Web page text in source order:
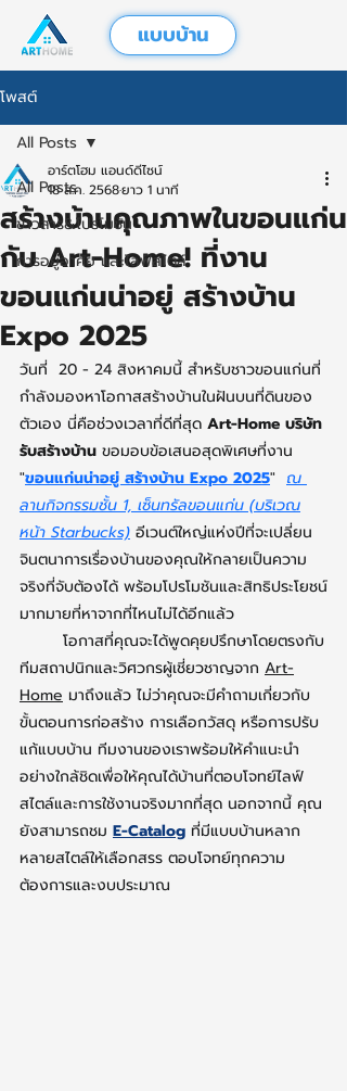
แบบบ้าน
โพสต์
All Posts
ข่าวสาร&โปรโมชั่น
การอยู่อาศัย และไลฟ์สไตล์
All Posts
สร้างบ้านคุณภาพในขอนแก่น
กับ Art-Home! ที่งาน
ขอนแก่นน่าอยู่ สร้างบ้าน
Expo 2025
อาร์ตโฮม แอนด์ดีไซน์
18 ส.ค. 2568ยาว 1 นาที
วันที่  20 - 24 สิงหาคมนี้ สำหรับชาวขอนแก่นที่
กำลังมองหาโอกาสสร้างบ้านในฝันบนที่ดินของ
ตัวเอง นี่คือช่วงเวลาที่ดีที่สุด Art-Home บริษัท
รับสร้างบ้าน ขอมอบข้อเสนอสุดพิเศษที่งาน
"ขอนแก่นน่าอยู่ สร้างบ้าน Expo 2025" ณ
ลานกิจกรรมชั้น 1, เซ็นทรัลขอนแก่น (บริเวณ
หน้า Starbucks) อีเวนต์ใหญ่แห่งปีที่จะเปลี่ยน
จินตนาการเรื่องบ้านของคุณให้กลายเป็นความ
จริงที่จับต้องได้ พร้อมโปรโมชันและสิทธิประโยชน์
มากมายที่หาจากที่ไหนไม่ได้อีกแล้ว
โอกาสที่คุณจะได้พูดคุยปรึกษาโดยตรงกับ
ทีมสถาปนิกและวิศวกรผู้เชี่ยวชาญจาก Art-
Home มาถึงแล้ว ไม่ว่าคุณจะมีคำถามเกี่ยวกับ
ขั้นตอนการก่อสร้าง การเลือกวัสดุ หรือการปรับ
แก้แบบบ้าน ทีมงานของเราพร้อมให้คำแนะนำ
อย่างใกล้ชิดเพื่อให้คุณได้บ้านที่ตอบโจทย์ไลฟ์
สไตล์และการใช้งานจริงมากที่สุด นอกจากนี้ คุณ
ยังสามารถชม E-Catalog ที่มีแบบบ้านหลาก
หลายสไตล์ให้เลือกสรร ตอบโจทย์ทุกความ
ต้องการและงบประมาณ